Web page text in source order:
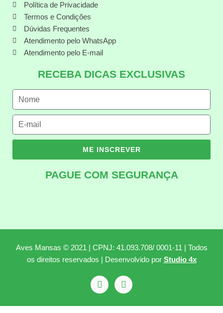
Política de Privacidade
Termos e Condições
Dúvidas Frequentes
Atendimento pelo WhatsApp
Atendimento pelo E-mail
RECEBA DICAS EXCLUSIVAS
ME INSCREVER
PAGUE COM SEGURANÇA
Aves Mansas © 2021 | CPNJ: 41.093.708/ 0001-11 | Todos
os direitos reservados | Desenvolvido por Studio 4x